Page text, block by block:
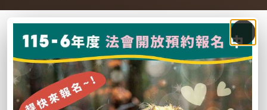
網站活動訊息